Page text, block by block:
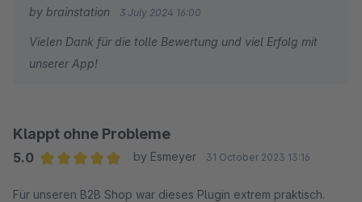
by brainstation 3 July 2024 16:00
Vielen Dank für die tolle Bewertung und viel Erfolg mit
unserer App!
Klappt ohne Probleme
5.0
by Esmeyer 31 October 2023 13:16
Für unseren B2B Shop war dieses Plugin extrem praktisch.